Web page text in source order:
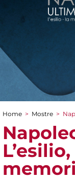
Tu sei qui
Home > Mostre >